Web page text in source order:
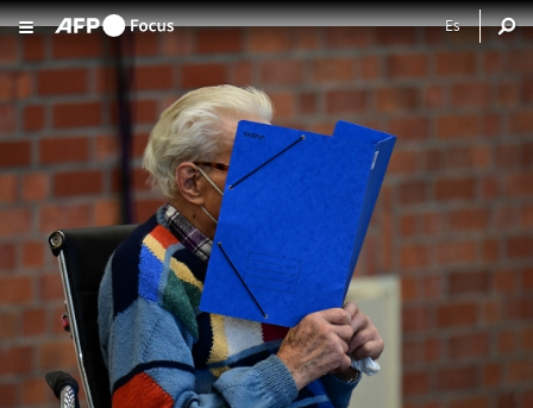
Pasar al contenido principal